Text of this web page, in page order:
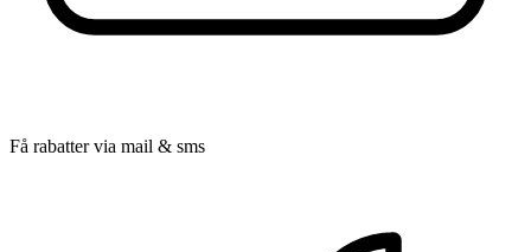
Få rabatter via mail & sms